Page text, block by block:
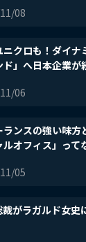
08
ニクロも！ダイナ
ド」へ日本企業が
06
ランスの強い味方
ルオフィス」って
05
裁がラガルド女史